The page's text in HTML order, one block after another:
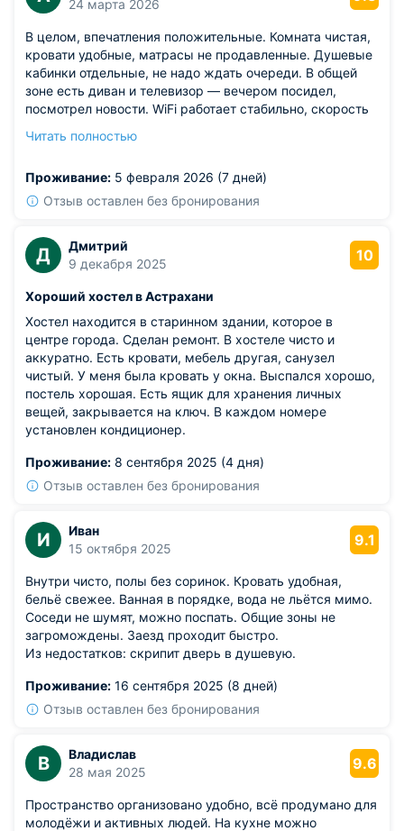
24 марта 2026
В целом, впечатления положительные. Комната чистая,
кровати удобные, матрасы не продавленные. Душевые
кабинки отдельные, не надо ждать очереди. В общей
зоне есть диван и телевизор — вечером посидел,
посмотрел новости. WiFi работает стабильно, скорость
по ночам.
кухни или хотя бы микроволновки.
Читать полностью
Проживание: 5 февраля 2026 (7 дней)
Отзыв оставлен без бронирования
Д
Дмитрий
9 декабря 2025
10
Хороший хостел в Астрахани
Хостел находится в старинном здании, которое в
центре города. Сделан ремонт. В хостеле чисто и
аккуратно. Есть кровати, мебель другая, санузел
чистый. У меня была кровать у окна. Выспался хорошо,
постель хорошая. Есть ящик для хранения личных
вещей, закрывается на ключ. В каждом номере
установлен кондиционер.
Проживание: 8 сентября 2025 (4 дня)
Отзыв оставлен без бронирования
И
Иван
15 октября 2025
9.1
Внутри чисто, полы без соринок. Кровать удобная,
бельё свежее. Ванная в порядке, вода не льётся мимо.
Соседи не шумят, можно поспать. Общие зоны не
загромождены. Заезд проходит быстро.
Из недостатков: скрипит дверь в душевую.
Проживание: 16 сентября 2025 (8 дней)
Отзыв оставлен без бронирования
В
Владислав
28 мая 2025
9.6
Пространство организовано удобно, всё продумано для
молодёжи и активных людей. На кухне можно